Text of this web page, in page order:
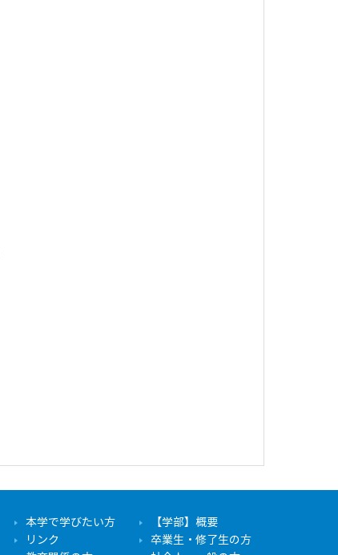
本学で学びたい方
【学部】概要
リンク
卒業生・修了生の方